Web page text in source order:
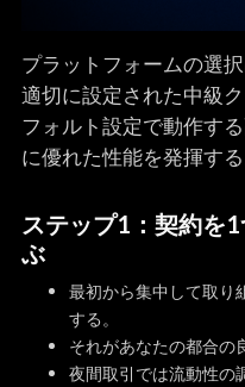
プラットフォームの選
適切に設定された中級
フォルト設定で動作す
に優れた性能を発揮する
ステップ1：契約を
ぶ
最初から集中して取り
する。
それがあなたの都合の
夜間取引では流動性の